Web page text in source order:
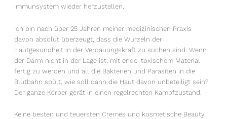
Immunsystem wieder herzustellen.
Ich bin nach über 25 Jahren meiner medizinischen Praxis
davon absolut überzeugt, dass die Wurzeln der
Hautgesundheit in der Verdauungskraft zu suchen sind. Wenn
der Darm nicht in der Lage ist, mit endo-toxischem Material
fertig zu werden und all die Bakterien und Parasiten in die
Blutbahn spült, wie soll dann die Haut davon unbeteiligt sein?
Der ganze Körper gerät in einen regelrechten Kampfzustand.
Keine besten und teuersten Cremes und kosmetische Beauty